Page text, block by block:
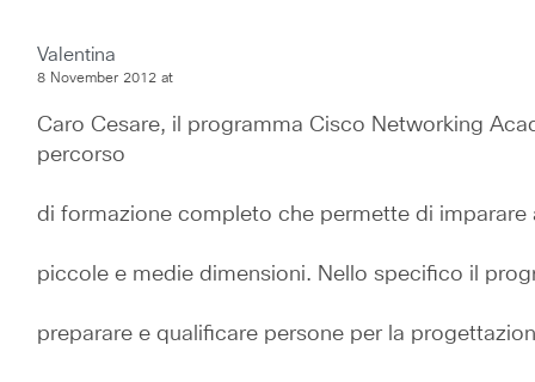
Valentina
8 November 2012 at
Caro Cesare, il programma Cisco Networking
percorso
di formazione completo che permette di imparare
piccole e medie dimensioni. Nello specifico il
preparare e qualificare persone per la